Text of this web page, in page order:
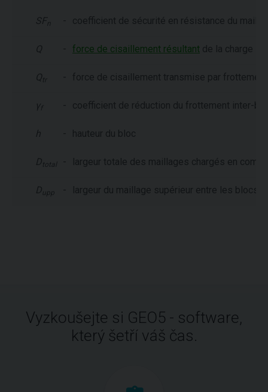
SFn - coefficient de sécurité en résistance du
Q - force de cisaillement résultant de la charge
Qtr - force de cisaillement transmise par
γ f - coefficient de réduction du frottement inter-
h - hauteur du bloc
Dtotal - largeur totale des maillages chargés en
Dupp - largeur du maillage supérieur entre les blocs
Vyzkoušejte si GEO5 - software,
který šetří váš čas.